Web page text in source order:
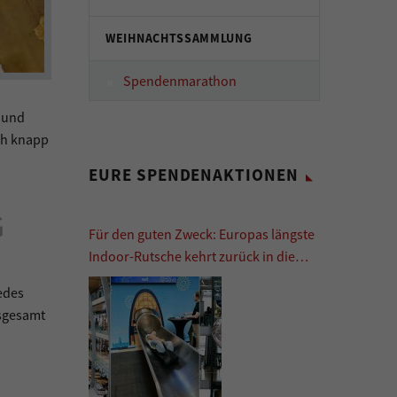
knapp
WEIHNACHTSSAMMLUNG
Spendenmarathon
EURE SPENDENAKTIONEN
Für den guten Zweck: Europas längste
Indoor-Rutsche kehrt zurück in die
Europa Passage